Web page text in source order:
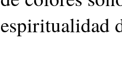
espiritualidad